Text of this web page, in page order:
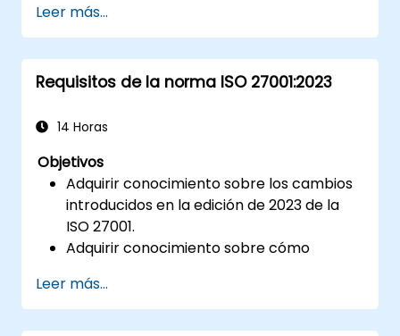
Leer más...
Requisitos de la norma ISO 27001:2023
14 Horas
Objetivos
Adquirir conocimiento sobre los cambios
introducidos en la edición de 2023 de la
ISO 27001.
Adquirir conocimiento sobre cómo
Conocer las buenas prácticas.
Leer más...